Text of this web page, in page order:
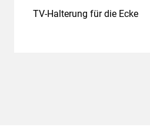
TV-Halterung für die Ecke